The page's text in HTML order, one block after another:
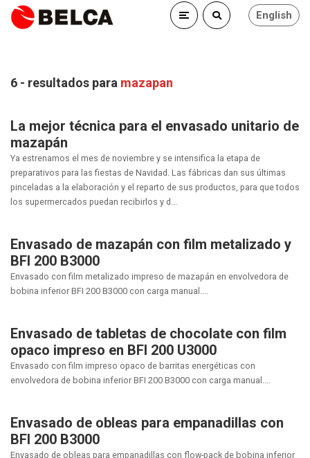
English
6 - resultados para mazapan
La mejor técnica para el envasado unitario de
mazapán
Ya estrenamos el mes de noviembre y se intensifica la etapa de
preparativos para las fiestas de Navidad. Las fábricas dan sus últimas
pinceladas a la elaboración y el reparto de sus productos, para que todos
los supermercados puedan recibirlos y d...
Envasado de mazapán con film metalizado y
BFI 200 B3000
Envasado con film metalizado impreso de mazapán en envolvedora de
bobina inferior BFI 200 B3000 con carga manual....
Envasado de tabletas de chocolate con film
opaco impreso en BFI 200 U3000
Envasado con film impreso opaco de barritas energéticas con
envolvedora de bobina inferior BFI 200 B3000 con carga manual....
Envasado de obleas para empanadillas con
BFI 200 B3000
Envasado de obleas para empanadillas con flow-pack de bobina inferior